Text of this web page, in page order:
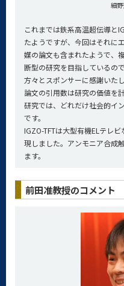
細
これまでは鉄系高温超伝導と
たようですが、今回はそれに
媒の論文も含まれたようで、
断型の研究を目指しているの
方々とスポンサーに感謝いたし
論文の引用数は研究の価値を
研究では、どれだけ社会的イ
です。
IGZO-TFTは大型有機ELテレ
現しました。アンモニア合成
ます。
前田准教授のコメント